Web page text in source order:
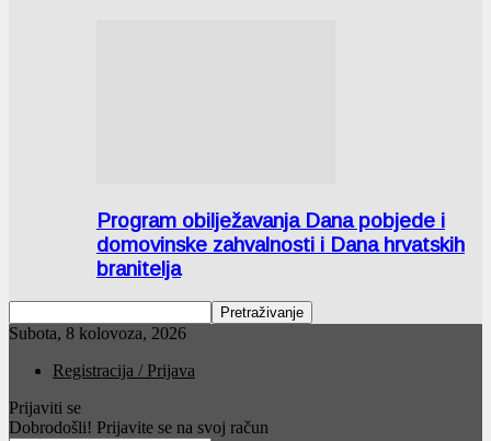
Program obilježavanja Dana pobjede i
domovinske zahvalnosti i Dana hrvatskih
branitelja
Subota, 8 kolovoza, 2026
Registracija / Prijava
Prijaviti se
Dobrodošli! Prijavite se na svoj račun